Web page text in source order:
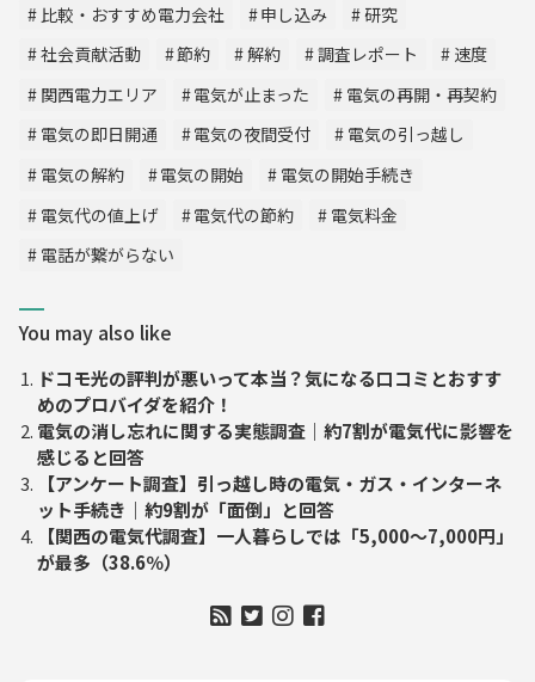
比較・おすすめ電力会社
申し込み
研究
社会貢献活動
節約 解約 調査レポート
速度
関西電力エリア
電気が止まった
電気の再開・再契約
電気の即日開通
電気の夜間受付
電気の引っ越し
電気の解約
電気の開始
電気の開始手続き
電気代の値上げ
電気代の節約
電気料金
電話が繋がらない
You may also like
ドコモ光の評判が悪いって本当？気になる口コミとおすす
めのプロバイダを紹介！
電気の消し忘れに関する実態調査｜約7割が電気代に影響を
感じると回答
【アンケート調査】引っ越し時の電気・ガス・インターネ
ット手続き｜約9割が「面倒」と回答
【関西の電気代調査】一人暮らしでは「5,000〜7,000円」
が最多（38.6％）